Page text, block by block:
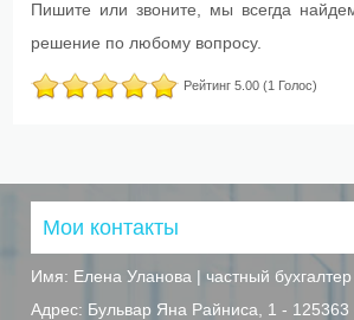
Пишите или звоните, мы всегда
решение по любому вопросу.
Рейтинг5.00 (1 Голос)
Мои контакты
Имя: Елена Уланова | частный бухгалтер
Адрес: Бульвар Яна Райниса, 1 - 125363